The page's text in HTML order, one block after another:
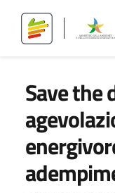
Save the